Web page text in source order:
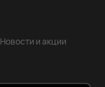
Новости и акции